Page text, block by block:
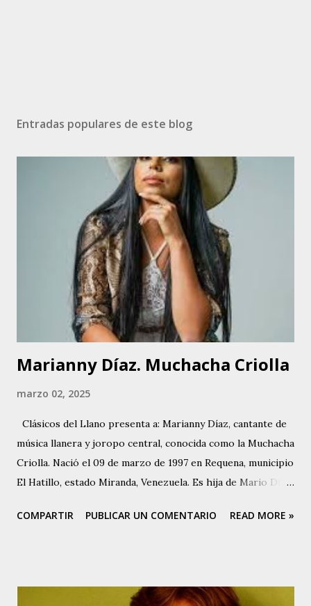
Entradas populares de este blog
Marianny Díaz. Muchacha Criolla
marzo 02, 2025
Clásicos del Llano presenta a: Marianny Díaz, cantante de
música llanera y joropo central, conocida como la Muchacha
Criolla. Nació el 09 de marzo de 1997 en Requena, municipio
El Hatillo, estado Miranda, Venezuela. Es hija de Mario Díaz
central, conocido como El Poeta de Requena. Marianny
Marianny tiene varios éxitos en su carrera como cantante
COMPARTIR PUBLICAR UN COMENTARIO READ MORE »